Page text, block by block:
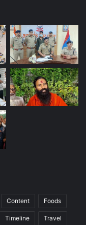
Content Foods
Timeline Travel